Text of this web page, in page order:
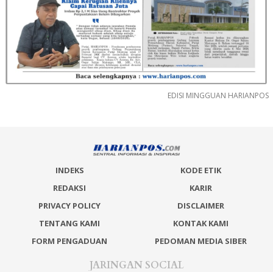
EDISI MINGGUAN HARIANPOS
INDEKS
KODE ETIK
REDAKSI
KARIR
PRIVACY POLICY
DISCLAIMER
TENTANG KAMI
KONTAK KAMI
FORM PENGADUAN
PEDOMAN MEDIA SIBER
JARINGAN SOCIAL